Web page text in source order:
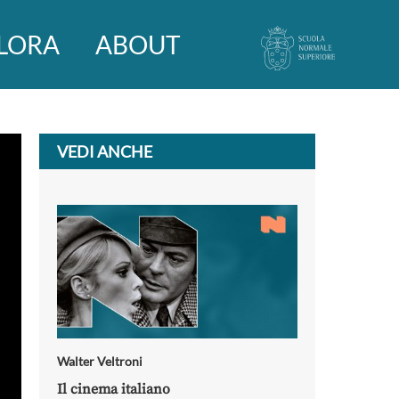
ABOUT
VEDI ANCHE
Walter Veltroni
Il cinema italiano